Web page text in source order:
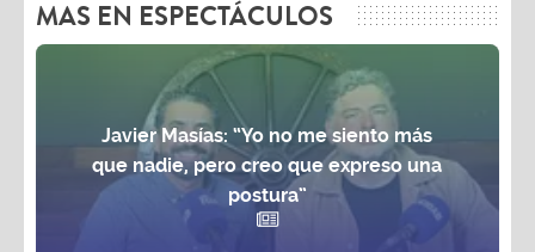
Javier Masías: “Yo no me siento más
que nadie, pero creo que expreso una
postura”